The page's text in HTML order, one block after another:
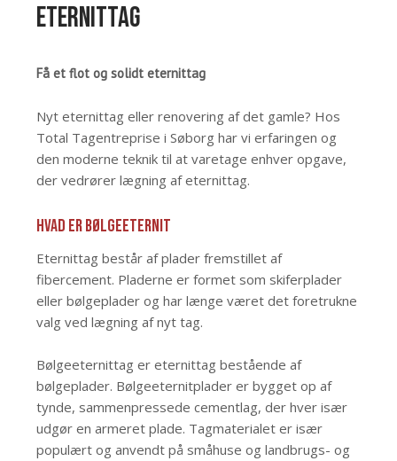
Eternittag
Få et flot og solidt eternittag
Nyt eternittag eller renovering af det gamle? Hos
Total Tagentreprise i Søborg har vi erfaringen og
den moderne teknik til at varetage enhver opgave,
der vedrører lægning af eternittag.
Hvad er bølgeeternit
Eternittag består af plader fremstillet af
fibercement. Pladerne er formet som skiferplader
eller bølgeplader og har længe været det foretrukne
valg ved lægning af nyt tag.
Bølgeeternittag er eternittag bestående af
bølgeplader. Bølgeeternitplader er bygget op af
tynde, sammenpressede cementlag, der hver især
udgør en armeret plade. Tagmaterialet er især
populært og anvendt på småhuse og landbrugs- og